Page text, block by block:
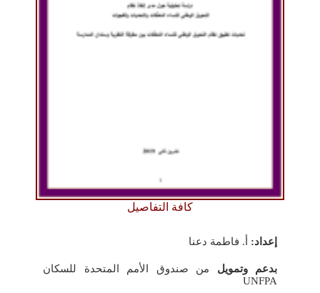
كافة التفاصيل
إعداد: أ. فاطمة دعنا
بدعم وتمويل من صندوق الأمم المتحدة للسكان
UNFPA